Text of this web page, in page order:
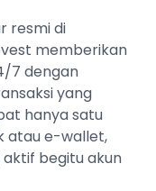
resmi di
memberikan
7 dengan
yang
hanya satu
atau e-wallet,
aktif begitu akun